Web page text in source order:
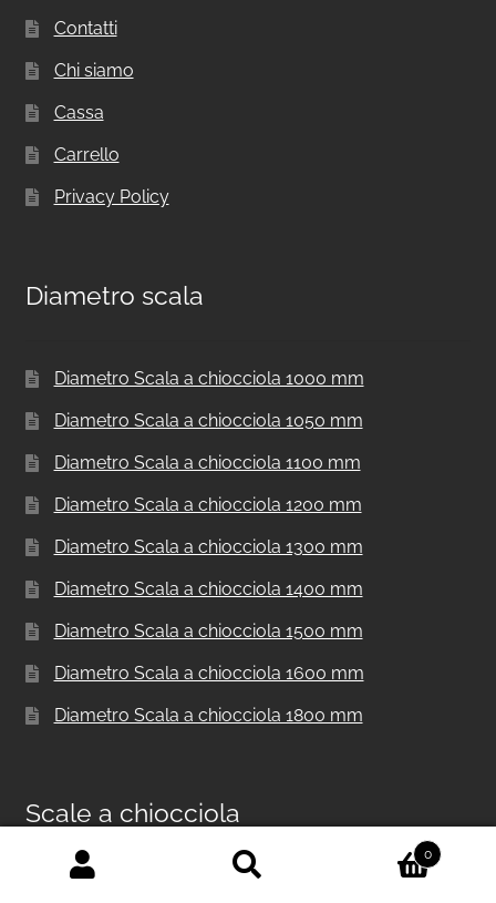
Contatti
Chi siamo
Cassa
Carrello
Privacy Policy
Diametro scala
Diametro Scala a chiocciola 1000 mm
Diametro Scala a chiocciola 1050 mm
Diametro Scala a chiocciola 1100 mm
Diametro Scala a chiocciola 1200 mm
Diametro Scala a chiocciola 1300 mm
Diametro Scala a chiocciola 1400 mm
Diametro Scala a chiocciola 1500 mm
Diametro Scala a chiocciola 1600 mm
Diametro Scala a chiocciola 1800 mm
Scale a chiocciola
0